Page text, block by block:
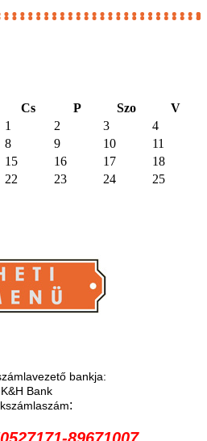
Cs P Szo
V
1
2 3
4
8 9 10
11
15 16 17
18
22 23 24
25
bankja:
K&H Bank
:
89671007